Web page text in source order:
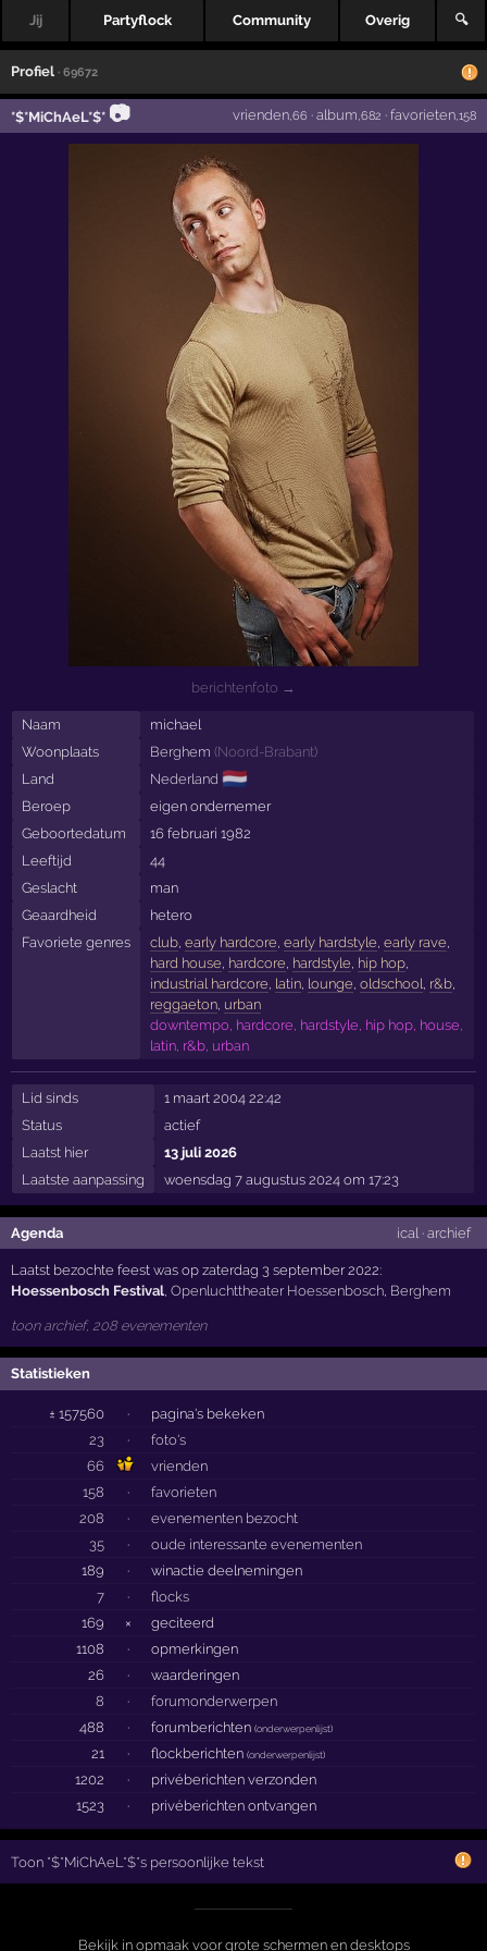
Jij Partyflock Community Overig 🔍
Profiel · 69672
*$*MiChAeL*$* 📷 vrienden,66 · album ,682 · favorieten,158
berichtenfoto →
Naam
michael
Woonplaats
Berghem (Noord-Brabant)
Land
Nederland 🇳🇱
Beroep
eigen ondernemer
Geboortedatum
16 februari 1982
Leeftijd
44
Geslacht
man
Geaardheid
hetero
Favoriete genres
club, early hardcore early hardstyle early rave
hard house hardcore hardstyle hip hop,
industrial hardcore latin, lounge oldschool r&b,
reggaeton, urban
downtempo, hardcore, hardstyle, hip hop, house,
latin, r&b, urban
Lid sinds
1 maart 2004 22:42
Status
actief
Laatst hier
13 juli 2026
Laatste aanpassing
woensdag 7 augustus 2024 om 17:23
Agenda ical · archief
Laatst bezochte feest was op zaterdag 3 september 2022:
Hoessenbosch Festival,Openluchttheater Hoessenbosch, Berghem
toon archief, 208 evenementen
Statistieken
± 157560 ·
pagina's bekeken
23
·
foto's
66
vrienden
158
·
favorieten
208
·
evenementen bezocht
35
·
oude interessante evenementen
189
·
winactie deelnemingen
7
·
flocks
169
×
geciteerd
1108
·
opmerkingen
26
·
waarderingen
8
·
forumonderwerpen
488
· forumberichten(onderwerpenlijst)
21 · flockberichten(onderwerpenlijst)
1202 ·
privéberichten verzonden
1523
· privéberichten ontvangen
Toon *$*MiChAeL*$*s persoonlijke tekst
Bekijk in opmaak voor grote schermen en desktops